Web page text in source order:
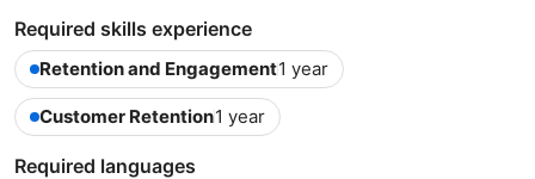
Required skills experience
Retention and Engagement1 year
Customer Retention1 year
Required languages